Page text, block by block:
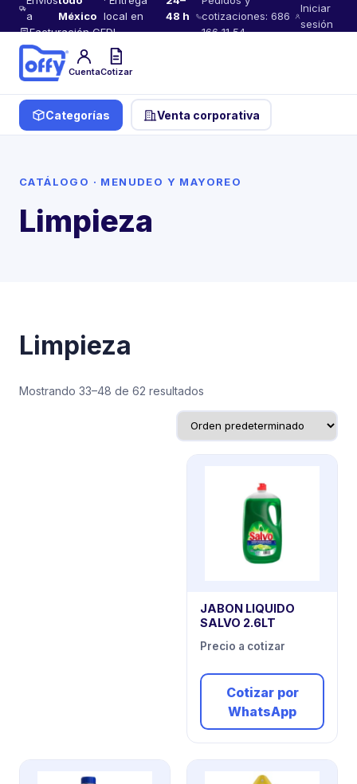
a
México local en
48 h
Facturación CFDI
cotizaciones: 686
166 11 54
Iniciar
sesión
CuentaCotizar
Categorías Venta corporativa
CATÁLOGO · MENUDEO Y MAYOREO
Limpieza
Limpieza
Mostrando 33–48 de 62 resultados
JABON LIQUIDO
SALVO 2.6LT
Precio a cotizar
Cotizar por
WhatsApp